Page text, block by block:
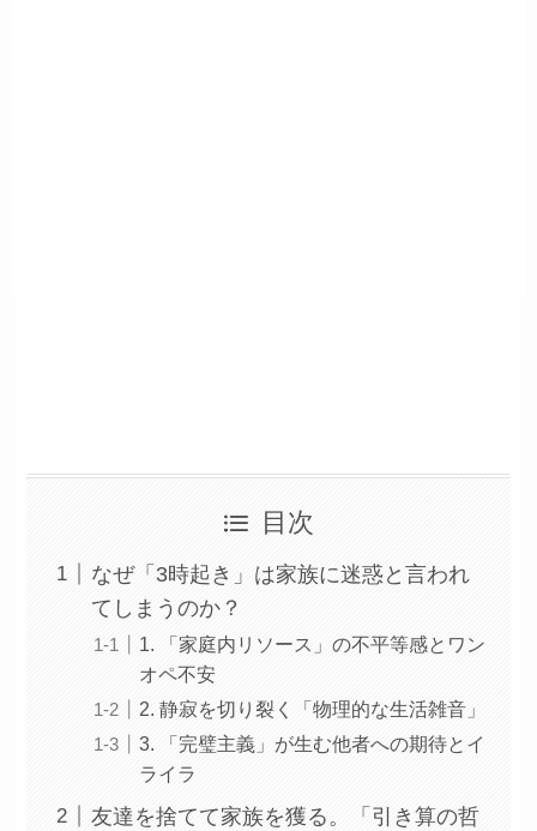
目次
なぜ「3時起き」は家族に迷惑と言われ
てしまうのか？
1. 「家庭内リソース」の不平等感とワン
オペ不安
2. 静寂を切り裂く「物理的な生活雑音」
3. 「完璧主義」が生む他者への期待とイ
ライラ
友達を捨てて家族を獲る。「引き算の哲